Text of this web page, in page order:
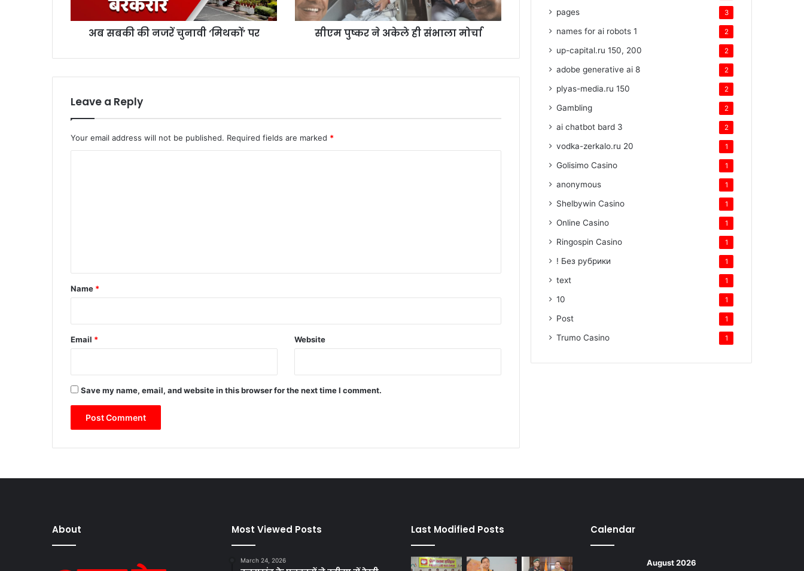
अब सबकी की नजरें चुनावी ‘मिथकों’ पर सीएम पुष्कर ने अकेले ही संभाला मोर्चा
Leave a Reply
Your email address will not be published. Required fields are marked *
*
Name *
Email * Website
Save my name, email, and website in this browser for the next time I comment.
pages 3
names for ai robots 1 2
up-capital.ru 150, 200 2
adobe generative ai 8 2
plyas-media.ru 150 2
Gambling 2
ai chatbot bard 3 2
vodka-zerkalo.ru 20 1
Golisimo Casino 1
anonymous 1
Shelbywin Casino 1
Online Casino 1
Ringospin Casino 1
! Без рубрики 1
text 1
10 1
Post 1
Trumo Casino 1
About Most Viewed Posts
March 24, 2026
Last Modified Posts Calendar
August 2026